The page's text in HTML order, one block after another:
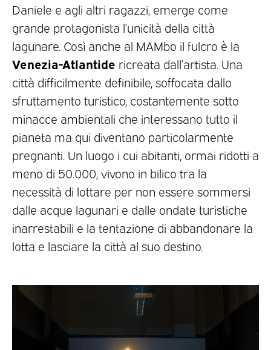
Daniele e agli altri ragazzi, emerge come
grande protagonista l’unicità della città
lagunare. Così anche al MAMbo il fulcro è la
Venezia-Atlantide ricreata dall’artista. Una
città difficilmente definibile, soffocata dallo
sfruttamento turistico, costantemente sotto
minacce ambientali che interessano tutto il
pianeta ma qui diventano particolarmente
pregnanti. Un luogo i cui abitanti, ormai ridotti a
meno di 50.000, vivono in bilico tra la
necessità di lottare per non essere sommersi
dalle acque lagunari e dalle ondate turistiche
inarrestabili e la tentazione di abbandonare la
lotta e lasciare la città al suo destino.